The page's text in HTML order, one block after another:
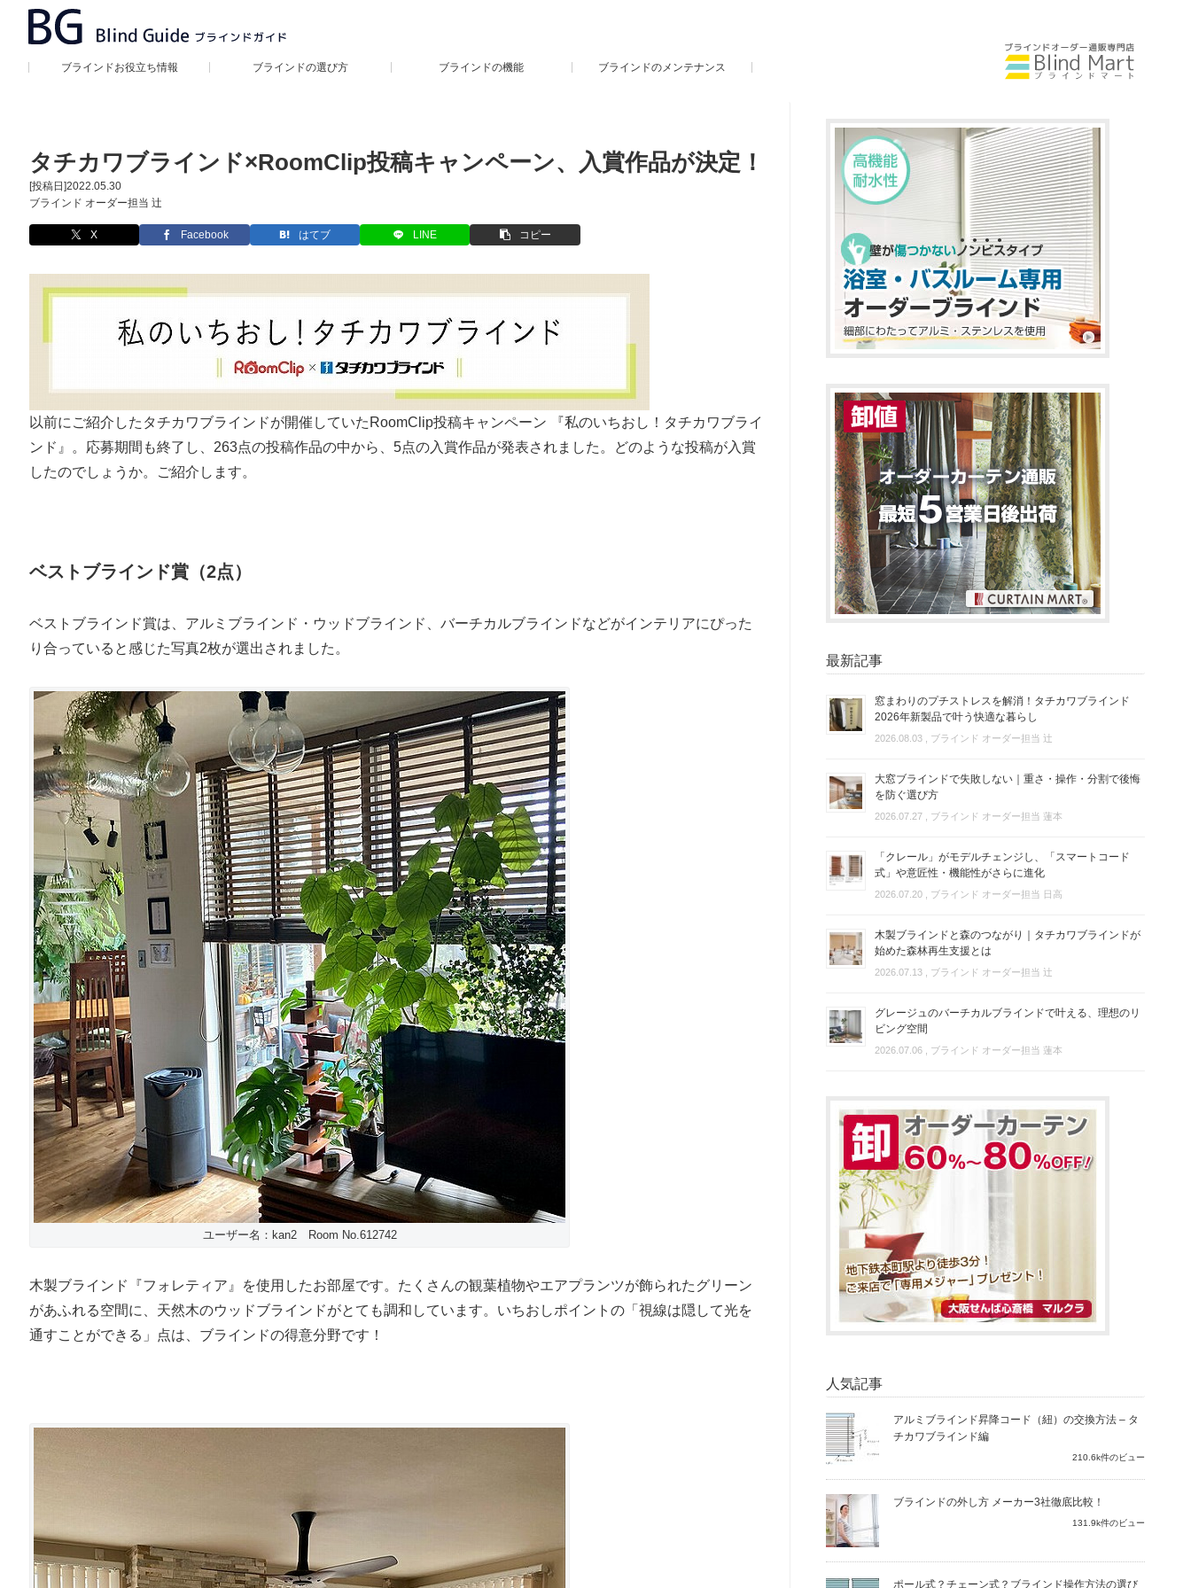
ブラインドお役立ち情報 ブラインドの選び方 ブラインドの機能 ブラインドのメンテナンス
タチカワブラインド×RoomClip投稿キャンペーン、入賞作品が決定！
[投稿日]2022.05.30
ブラインド オーダー担当 辻
X Facebook はてブ LINE コピー
以前にご紹介したタチカワブラインドが開催していたRoomClip投稿キャンペーン 『私のいちおし！タチカワブライ
ンド』。応募期間も終了し、263点の投稿作品の中から、5点の入賞作品が発表されました。どのような投稿が入賞
したのでしょうか。ご紹介します。
ベストブラインド賞（2点）
ベストブラインド賞は、アルミブラインド・ウッドブラインド、バーチカルブラインドなどがインテリアにぴった
り合っていると感じた写真2枚が選出されました。
ユーザー名：kan2 Room No.612742
木製ブラインド『フォレティア』を使用したお部屋です。たくさんの観葉植物やエアプランツが飾られたグリーン
があふれる空間に、天然木のウッドブラインドがとても調和しています。いちおしポイントの「視線は隠して光を
通すことができる」点は、ブラインドの得意分野です！
最新記事
窓まわりのプチストレスを解消！タチカワブラインド
2026年新製品で叶う快適な暮らし
2026.08.03 , ブラインド オーダー担当 辻
大窓ブラインドで失敗しない｜重さ・操作・分割で後悔
を防ぐ選び方
2026.07.27 , ブラインド オーダー担当 蓮本
「クレール」がモデルチェンジし、「スマートコード
式」や意匠性・機能性がさらに進化
2026.07.20 , ブラインド オーダー担当 日高
木製ブラインドと森のつながり｜タチカワブラインドが
始めた森林再生支援とは
2026.07.13 , ブラインド オーダー担当 辻
グレージュのバーチカルブラインドで叶える、理想のリ
ビング空間
2026.07.06 , ブラインド オーダー担当 蓮本
人気記事
アルミブラインド昇降コード（紐）の交換方法 – タ
チカワブラインド編
210.6k件のビュー
ブラインドの外し方 メーカー3社徹底比較！
131.9k件のビュー
ポール式？チェーン式？ブラインド操作方法の選び